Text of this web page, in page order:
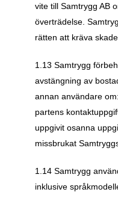
vite till Samtrygg AB
överträdelse.
rätten att kräva
1.13 Samtrygg
avstängning av
annan användare
partens
uppgivit osanna
missbrukat
1.14 Samtrygg
inklusive